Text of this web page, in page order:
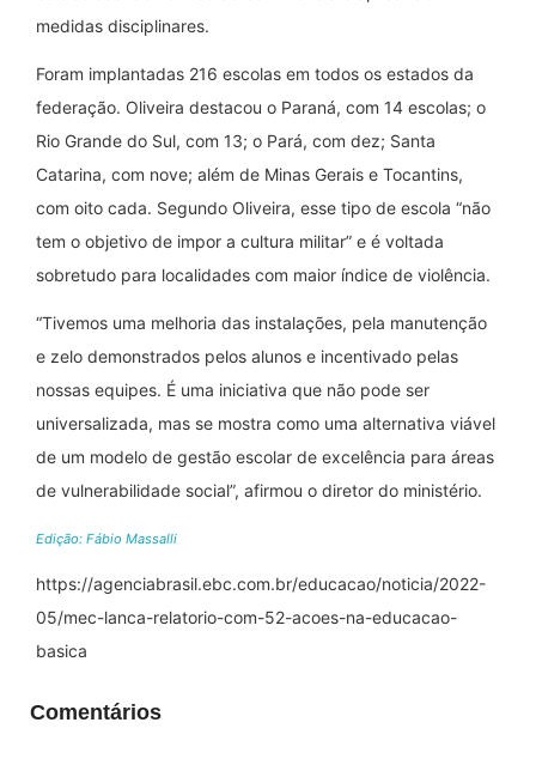
medidas disciplinares.
Foram implantadas 216 escolas em todos os estados da
federação. Oliveira destacou o Paraná, com 14 escolas; o
Rio Grande do Sul, com 13; o Pará, com dez; Santa
Catarina, com nove; além de Minas Gerais e Tocantins,
com oito cada. Segundo Oliveira, esse tipo de escola “não
tem o objetivo de impor a cultura militar” e é voltada
sobretudo para localidades com maior índice de violência.
“Tivemos uma melhoria das instalações, pela manutenção
e zelo demonstrados pelos alunos e incentivado pelas
nossas equipes. É uma iniciativa que não pode ser
universalizada, mas se mostra como uma alternativa viável
de um modelo de gestão escolar de excelência para áreas
de vulnerabilidade social”, afirmou o diretor do ministério.
Edição: Fábio Massalli
https://agenciabrasil.ebc.com.br/educacao/noticia/2022-
05/mec-lanca-relatorio-com-52-acoes-na-educacao-
basica
Comentários